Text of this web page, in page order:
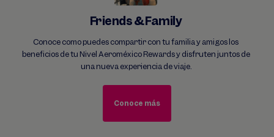
Friends & Family
Conoce como puedes compartir con tu familia y amigos los
beneficios de tu Nivel Aeroméxico Rewards y disfruten juntos de
una nueva experiencia de viaje.
Conoce más